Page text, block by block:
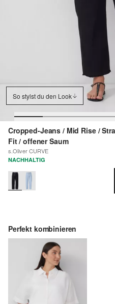
So stylst du den Look
Cropped-Jeans / Mid Rise /
Fit / offener Saum
s.Oliver CURVE
NACHHALTIG
Perfekt kombinieren